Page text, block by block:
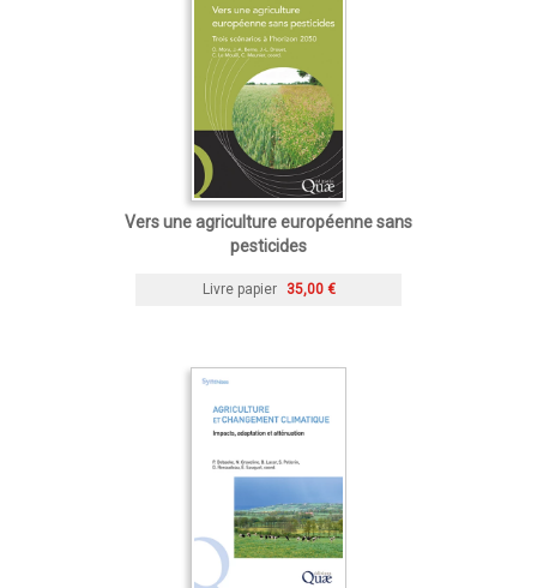
Vers une agriculture européenne sans
pesticides
Livre papier 35,00 €